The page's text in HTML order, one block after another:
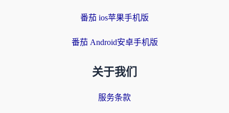
番茄 ios苹果手机版
番茄 Android安卓手机版
关于我们
服务条款